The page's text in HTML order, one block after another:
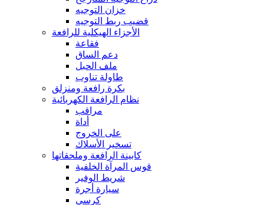
خزان التوجيه
قضيب ربط التوجيه
الأجزاء الهيكلية للرافعة
فقاعة
دعم الساق
ملف الحبل
طاولة تناوب
بكرة رافعة ومنزلق
نظام الرافعة الكهربائية
مراقب
أداة
على الخروج
تسخير الأسلاك
كابينة الرافعة وملحقاتها
قوس المرآة الخلفية
شريط الوفير
سيارة أجرة
كرسي